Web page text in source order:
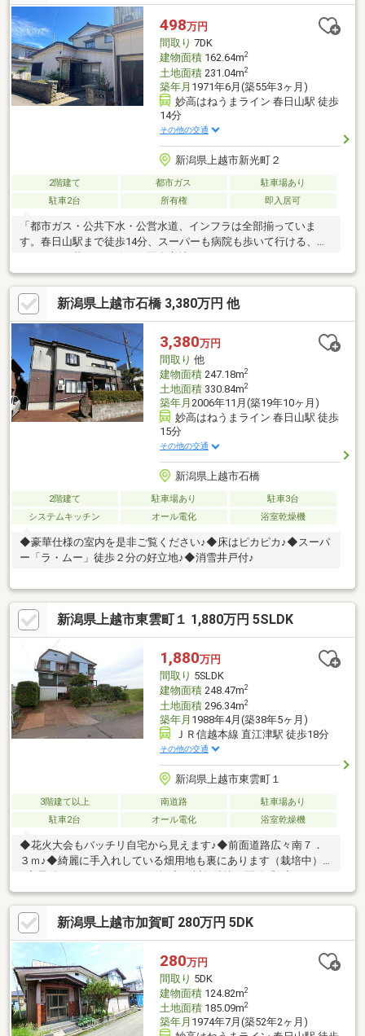
498万円
間取り 7DK
建物面積162.64m2
土地面積231.04m2
築年月 1971年6月(築55年3ヶ月)
妙高はねうまライン 春日山駅 徒歩
14分
その他の交通
新潟県上越市新光町２
2階建て 都市ガス
駐車場あり
駐車2台
所有権 即入居可
「都市ガス・公共下水・公営水道、インフラは全部揃っていま
す。春日山駅まで徒歩14分、スーパーも病院も歩いて行ける、車
ク部屋も趣味の部屋も確保できる広さが、498万円から始められ
ます。週末だけの滞在から、長期滞在、そして二拠点生活へ。段
階を踏んで試せるのがこの家の強みです。なぜ私たちが上越をす
すめるのか、詳しくは公式ホームページへ。内覧予約・お問い合
わせは公式LINEへ。
新潟県上越市石橋 3,380万円 他
3,380万円
間取り 他
建物面積247.18m2
土地面積330.84m2
築年月 2006年11月(築19年10ヶ月)
妙高はねうまライン 春日山駅 徒歩
15分
その他の交通
新潟県上越市石橋
2階建て 駐車場あり
駐車3台
システムキッチン
オール電化 浴室乾燥機
◆豪華仕様の室内を是非ご覧ください♪◆床はピカピカ♪◆スーパ
ー「ラ・ムー」徒歩２分の好立地♪◆消雪井戸付♪
新潟県上越市東雲町１ 1,880万円 5SLDK
1,880万円
間取り 5SLDK
建物面積248.47m2
土地面積296.34m2
築年月 1988年4月(築38年5ヶ月)
ＪＲ信越本線 直江津駅 徒歩18分
その他の交通
新潟県上越市東雲町１
3階建て以上 南道路
駐車場あり
駐車2台
オール電化 浴室乾燥機
◆花火大会もバッチリ自宅から見えます♪◆前面道路広々南７．
３ｍ♪◆綺麗に手入れしている畑用地も裏にあります（栽培中）
広々２３帖♪◆井戸水バッチリ出ます♪◆収納が豊富な住宅です
♪◆浴室換気乾燥暖房機付♪◆サンルーム２か所♪
新潟県上越市加賀町 280万円 5DK
280万円
間取り 5DK
建物面積124.82m2
土地面積185.09m2
築年月 1974年7月(築52年2ヶ月)